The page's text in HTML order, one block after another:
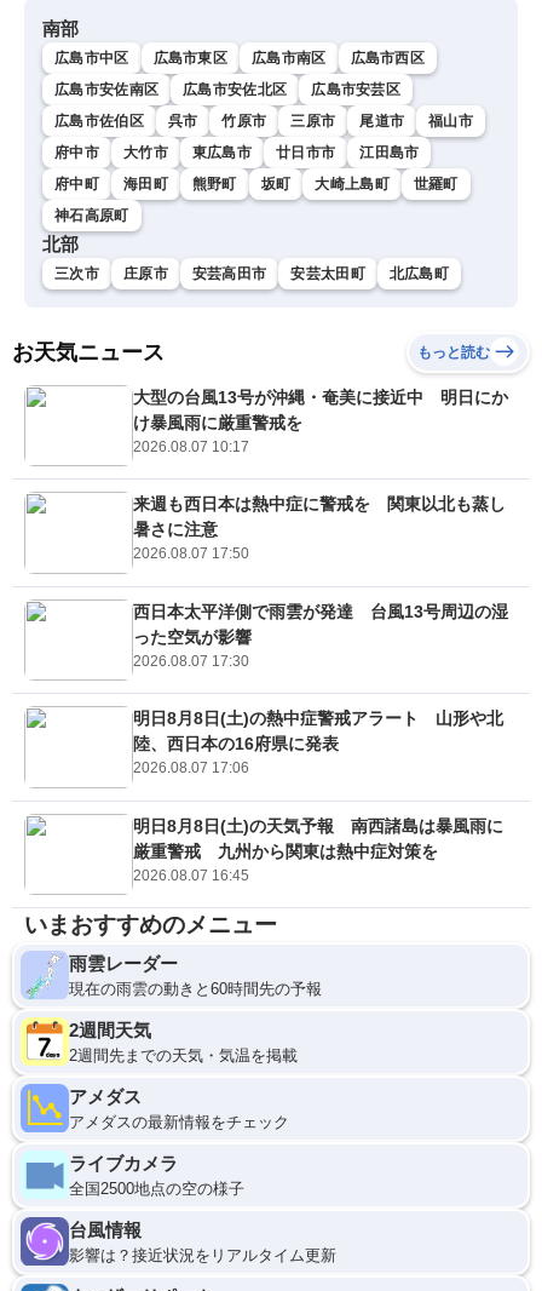
南部
広島市中区 広島市東区 広島市南区
広島市西区
広島市安佐南区
広島市安佐北区
広島市安芸区
広島市佐伯区
呉市 竹原市 三原市 尾道市
福山市
府中市
大竹市 東広島市 廿日市市
江田島市
府中町
海田町 熊野町 坂町 大崎上島町
世羅町
神石高原町
北部
三次市 庄原市 安芸高田市 安芸太田町 北広島町
お天気ニュース もっと読む
大型の台風13号が沖縄・奄美に接近中 明日にか
け暴風雨に厳重警戒を
2026.08.07 10:17
来週も西日本は熱中症に警戒を 関東以北も蒸し
暑さに注意
2026.08.07 17:50
西日本太平洋側で雨雲が発達 台風13号周辺の湿
った空気が影響
2026.08.07 17:30
明日8月8日(土)の熱中症警戒アラート 山形や北
陸、西日本の16府県に発表
2026.08.07 17:06
明日8月8日(土)の天気予報 南西諸島は暴風雨に
厳重警戒 九州から関東は熱中症対策を
2026.08.07 16:45
いまおすすめのメニュー
雨雲レーダー
現在の雨雲の動きと60時間先の予報
2週間天気
2週間先までの天気・気温を掲載
アメダス
アメダスの最新情報をチェック
ライブカメラ
全国2500地点の空の様子
台風情報
影響は？接近状況をリアルタイム更新